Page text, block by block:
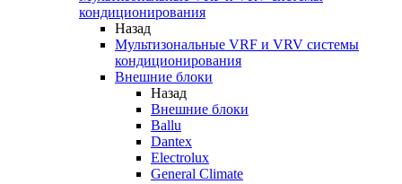
кондиционирования
Назад
Мультизональные VRF и VRV системы
кондиционирования
Внешние блоки
Назад
Внешние блоки
Ballu
Dantex
Electrolux
General Climate